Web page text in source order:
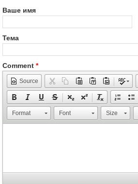
Ваше имя
Тема
Comment *
Source
Format Font Size